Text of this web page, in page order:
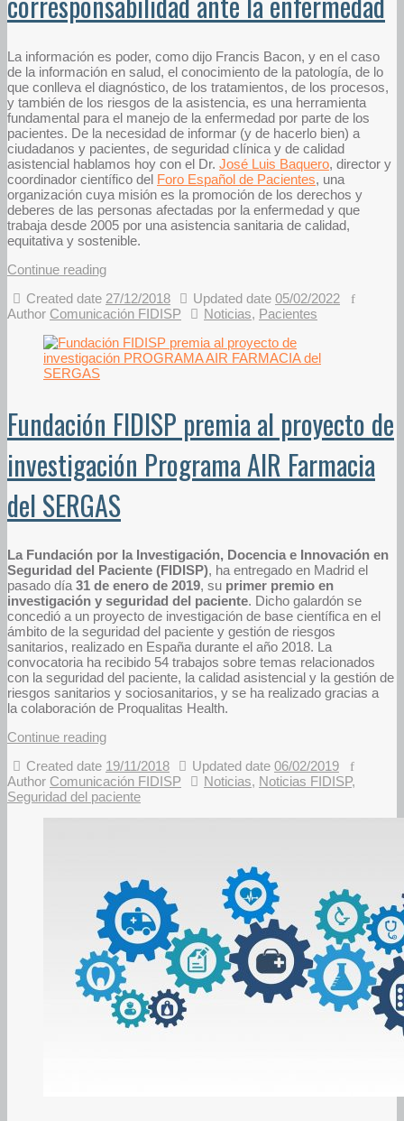
La información es poder, como dijo Francis Bacon, y en el caso
de la información en salud, el conocimiento de la patología, de lo
que conlleva el diagnóstico, de los tratamientos, de los procesos,
y también de los riesgos de la asistencia, es una herramienta
fundamental para el manejo de la enfermedad por parte de los
pacientes. De la necesidad de informar (y de hacerlo bien) a
ciudadanos y pacientes, de seguridad clínica y de calidad
asistencial hablamos hoy con el Dr. José Luis Baquero, director y
coordinador científico del Foro Español de Pacientes, una
organización cuya misión es la promoción de los derechos y
deberes de las personas afectadas por la enfermedad y que
trabaja desde 2005 por una asistencia sanitaria de calidad,
equitativa y sostenible.
Continue reading
Created date 27/12/2018 Updated date 05/02/2022
Author Comunicación FIDISP Noticias, Pacientes
Fundación FIDISP premia al proyecto de
investigación Programa AIR Farmacia
del SERGAS
La Fundación por la Investigación, Docencia e Innovación en
Seguridad del Paciente (FIDISP), ha entregado en Madrid el
pasado día31 de enero de 2019, su primer premio en
investigación y seguridad del paciente. Dicho galardón se
concedió a un proyecto de investigación de base científica en el
ámbito de la seguridad del paciente y gestión de riesgos
sanitarios, realizado en España durante el año 2018. La
convocatoria ha recibido 54 trabajos sobre temas relacionados
con la seguridad del paciente, la calidad asistencial y la gestión de
riesgos sanitarios y sociosanitarios, y se ha realizado gracias a
la colaboración de Proqualitas Health.
Continue reading
Created date 19/11/2018 Updated date 06/02/2019
Author Comunicación FIDISP Noticias, Noticias FIDISP,
Seguridad del paciente